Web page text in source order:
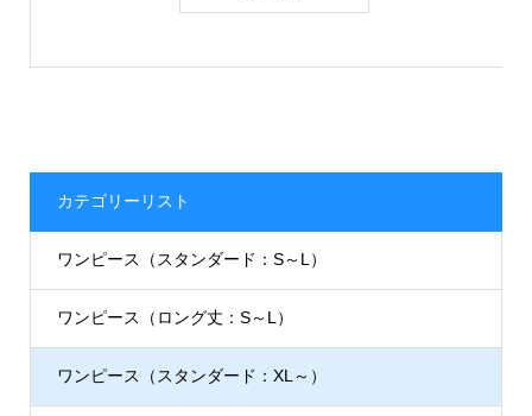
カテゴリーリスト
ワンピース（スタンダード：S～L）
ワンピース（ロング丈：S～L）
ワンピース（スタンダード：XL～）